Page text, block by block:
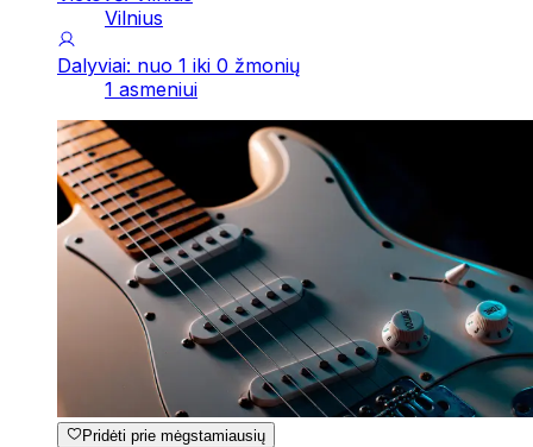
Vilnius
Dalyviai: nuo 1 iki 0 žmonių
1 asmeniui
Pridėti prie mėgstamiausių